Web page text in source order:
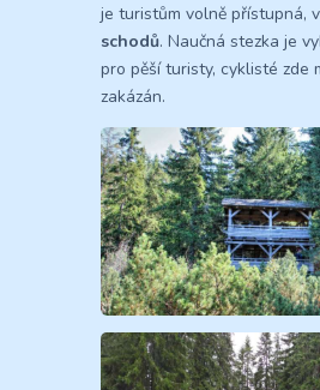
je turistům volně přístupná,
schodů. Naučná stezka je
pro pěší turisty, cyklisté zde
zakázán.